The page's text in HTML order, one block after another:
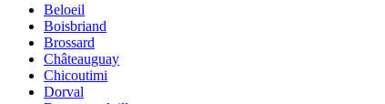
Beloeil
Boisbriand
Brossard
Châteauguay
Chicoutimi
Dorval